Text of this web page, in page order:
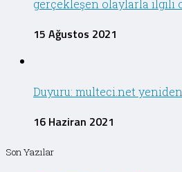
gerçekleşen olaylarla ilgili
15 Ağustos 2021
Duyuru: multeci.net
16 Haziran 2021
Son Yazılar